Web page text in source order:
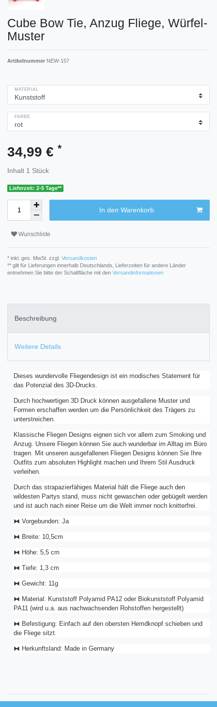
Cube Bow Tie, Anzug Fliege, Würfel-
Muster
Artikelnummer NEW-157
MATERIAL
FARBE
34,99 € *
Inhalt 1 Stück
Lieferzeit: 2-5 Tage**
In den Warenkorb
Wunschliste
* inkl. ges. MwSt. zzgl.
Versandkosten
** gilt für Lieferungen innerhalb Deutschlands, Lieferzeiten für andere Länder
entnehmen Sie bitte der Schaltfläche mit den Versandinformationen
Beschreibung
Weitere Details
Dieses wundervolle Fliegendesign ist ein modisches Statement für
das Potenzial des 3D-Drucks.
Durch hochwertigen 3D Druck können ausgefallene Muster und
Formen erschaffen werden um die Persönlichkeit des Trägers zu
unterstreichen.
Klassische Fliegen Designs eignen sich vor allem zum Smoking und
Anzug. Unsere Fliegen können Sie auch wunderbar im Alltag im Büro
tragen. Mit unseren ausgefallenen Fliegen Designs können Sie Ihre
Outfits zum absoluten Highlight machen und Ihrem Stil Ausdruck
verleihen.
Durch das strapazierfähiges Material hält die Fliege auch den
wildesten Partys stand, muss nicht gewaschen oder gebügelt werden
und ist auch nach einer Reise um die Welt immer noch knitterfrei.
⧓ Vorgebunden: Ja
⧓ Breite: 10,5cm
⧓ Höhe: 5,5 cm
⧓ Tiefe: 1,3 cm
⧓ Gewicht: 11g
⧓ Material: Kunststoff Polyamid PA12 oder Biokunststoff Polyamid
PA11 (wird u.a. aus nachwachsenden Rohstoffen hergestellt)
⧓ Befestigung: Einfach auf den obersten Hemdknopf schieben und
die Fliege sitzt.
⧓ Herkunftsland: Made in Germany